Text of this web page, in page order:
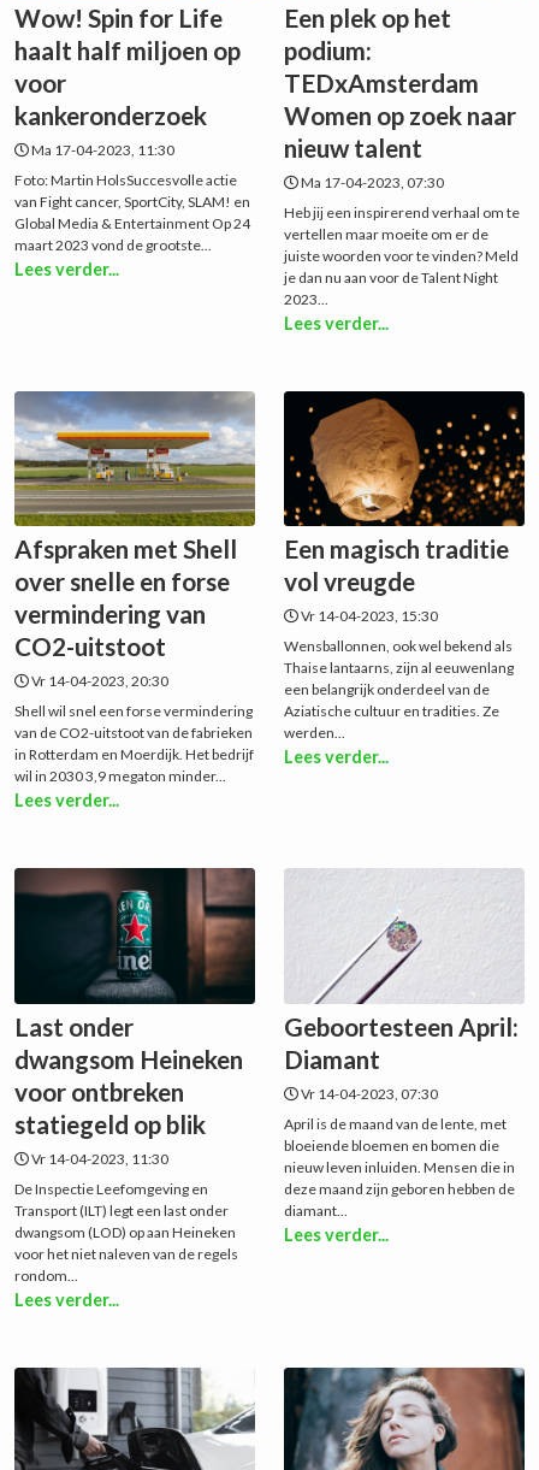
Wow! Spin for Life
haalt half miljoen op
voor
kankeronderzoek
Ma 17-04-2023, 11:30
Foto: Martin HolsSuccesvolle actie
van Fight cancer, SportCity, SLAM! en
Global Media & Entertainment Op 24
maart 2023 vond de grootste...
Lees verder...
Een plek op het
podium:
TEDxAmsterdam
Women op zoek naar
nieuw talent
Ma 17-04-2023, 07:30
Heb jij een inspirerend verhaal om te
vertellen maar moeite om er de
juiste woorden voor te vinden? Meld
je dan nu aan voor de Talent Night
2023...
Lees verder...
Afspraken met Shell
over snelle en forse
vermindering van
CO2-uitstoot
Vr 14-04-2023, 20:30
Shell wil snel een forse vermindering
van de CO2-uitstoot van de fabrieken
in Rotterdam en Moerdijk. Het bedrijf
wil in 2030 3,9 megaton minder...
Lees verder...
Een magisch traditie
vol vreugde
Vr 14-04-2023, 15:30
Wensballonnen, ook wel bekend als
Thaise lantaarns, zijn al eeuwenlang
een belangrijk onderdeel van de
Aziatische cultuur en tradities. Ze
werden...
Lees verder...
Last onder
dwangsom Heineken
voor ontbreken
statiegeld op blik
Vr 14-04-2023, 11:30
De Inspectie Leefomgeving en
Transport (ILT) legt een last onder
dwangsom (LOD) op aan Heineken
voor het niet naleven van de regels
rondom...
Lees verder...
Geboortesteen April:
Diamant
Vr 14-04-2023, 07:30
April is de maand van de lente, met
bloeiende bloemen en bomen die
nieuw leven inluiden. Mensen die in
deze maand zijn geboren hebben de
diamant...
Lees verder...